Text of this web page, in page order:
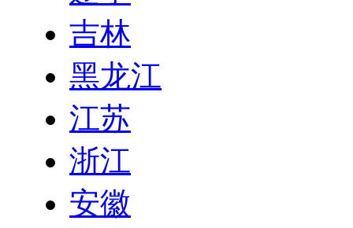
吉林
黑龙江
江苏
浙江
安徽